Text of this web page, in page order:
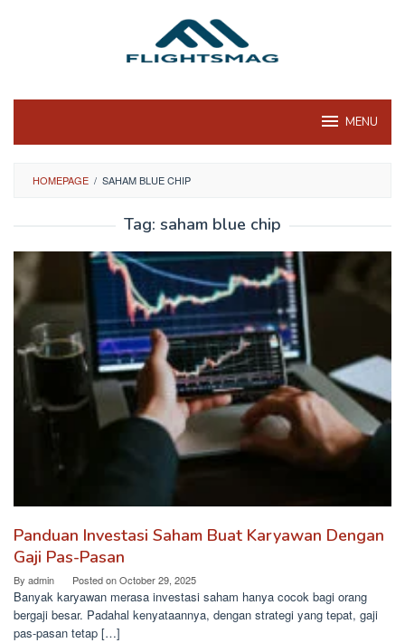
MENU
HOMEPAGE / SAHAM BLUE CHIP
Tag: saham blue chip
Panduan Investasi Saham Buat Karyawan Dengan
Gaji Pas-Pasan
By admin Posted onOctober 29, 2025
Banyak karyawan merasa investasi saham hanya cocok bagi orang
bergaji besar. Padahal kenyataannya, dengan strategi yang tepat, gaji
pas-pasan tetap […]